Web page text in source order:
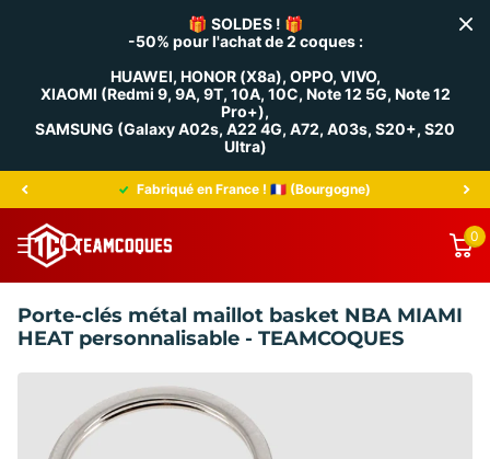
🎁 SOLDES ! 🎁
-50% pour l'achat de 2 coques :
HUAWEI, HONOR (X8a), OPPO, VIVO,
XIAOMI (Redmi 9, 9A, 9T, 10A, 10C, Note 12 5G, Note 12
Pro+),
SAMSUNG (Galaxy A02s, A22 4G, A72, A03s, S20+, S20
Ultra)
Fabriqué en France ! 🇫🇷 (Bourgogne)
0
Porte-clés métal maillot basket NBA MIAMI
HEAT personnalisable - TEAMCOQUES